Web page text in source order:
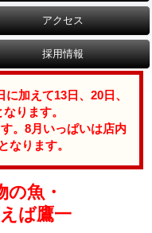
アクセス
採用情報
加えて13日、20日、
ります。
。8月いっぱいは店内
なります。
の魚・
ば鷹一